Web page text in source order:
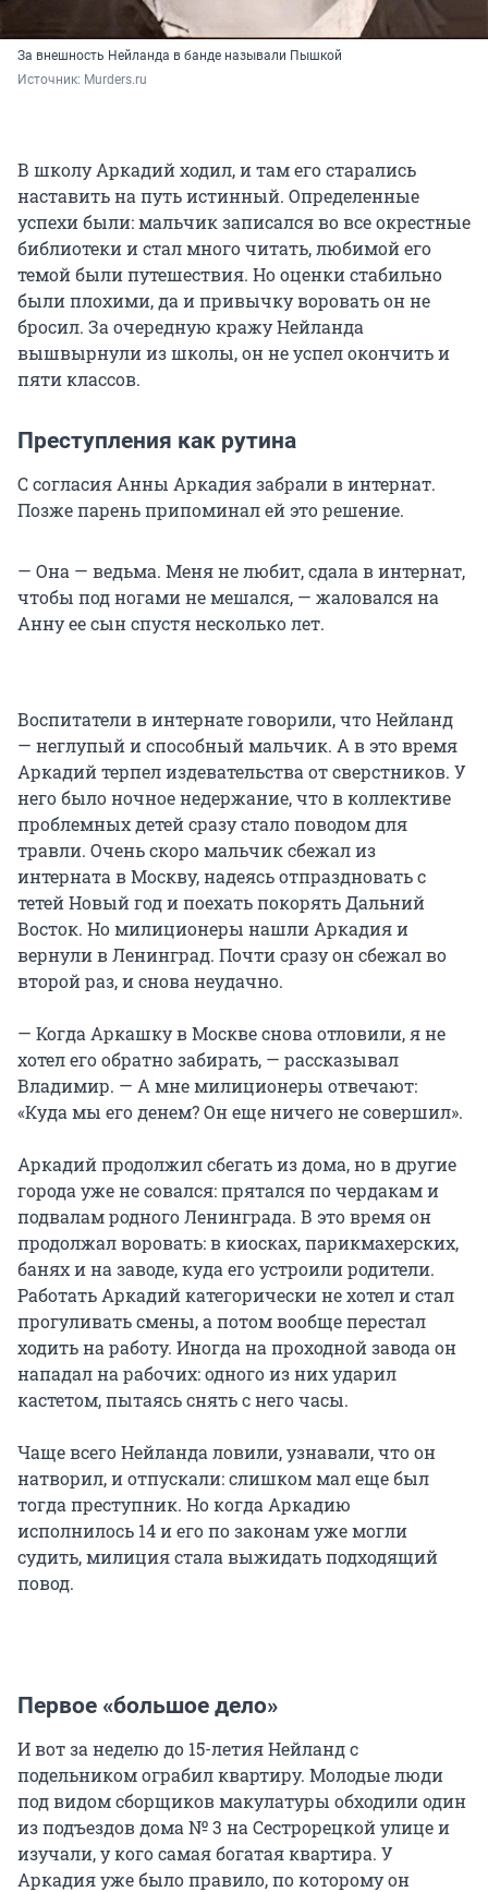
За внешность Нейланда в банде называли Пышкой
Источник: Murders.ru
В школу Аркадий ходил, и там его старались
наставить на путь истинный. Определенные
успехи были: мальчик записался во все окрестные
библиотеки и стал много читать, любимой его
темой были путешествия. Но оценки стабильно
были плохими, да и привычку воровать он не
бросил. За очередную кражу Нейланда
вышвырнули из школы, он не успел окончить и
пяти классов.
Преступления как рутина
С согласия Анны Аркадия забрали в интернат.
Позже парень припоминал ей это решение.
— Она — ведьма. Меня не любит, сдала в интернат,
чтобы под ногами не мешался, — жаловался на
Анну ее сын спустя несколько лет.
Воспитатели в интернате говорили, что Нейланд
— неглупый и способный мальчик. А в это время
Аркадий терпел издевательства от сверстников. У
него было ночное недержание, что в коллективе
проблемных детей сразу стало поводом для
травли. Очень скоро мальчик сбежал из
интерната в Москву, надеясь отпраздновать с
тетей Новый год и поехать покорять Дальний
Восток. Но милиционеры нашли Аркадия и
вернули в Ленинград. Почти сразу он сбежал во
второй раз, и снова неудачно.
— Когда Аркашку в Москве снова отловили, я не
хотел его обратно забирать, — рассказывал
Владимир. — А мне милиционеры отвечают:
«Куда мы его денем? Он еще ничего не совершил».
Аркадий продолжил сбегать из дома, но в другие
города уже не совался: прятался по чердакам и
подвалам родного Ленинграда. В это время он
продолжал воровать: в киосках, парикмахерских,
банях и на заводе, куда его устроили родители.
Работать Аркадий категорически не хотел и стал
прогуливать смены, а потом вообще перестал
ходить на работу. Иногда на проходной завода он
нападал на рабочих: одного из них ударил
кастетом, пытаясь снять с него часы.
Чаще всего Нейланда ловили, узнавали, что он
натворил, и отпускали: слишком мал еще был
тогда преступник. Но когда Аркадию
исполнилось 14 и его по законам уже могли
судить, милиция стала выжидать подходящий
повод.
Первое «большое дело»
И вот за неделю до 15-летия Нейланд с
подельником ограбил квартиру. Молодые люди
под видом сборщиков макулатуры обходили один
из подъездов дома № 3 на Сестрорецкой улице и
изучали, у кого самая богатая квартира. У
Аркадия уже было правило, по которому он